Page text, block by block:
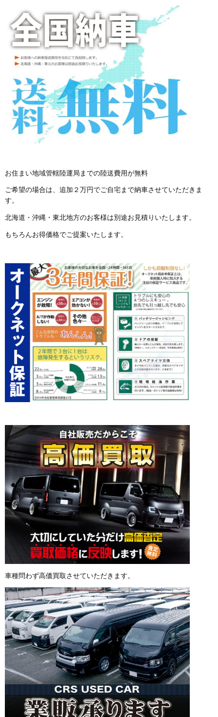
お住まい地域管轄陸運局までの陸送費用が無料
ご希望の場合は、追加２万円でご自宅まで納車させていただきま
す。
北海道・沖縄・東北地方のお客様は別途お見積りいたします。
もちろんお得価格でご提案いたします。
車種問わず高価買取させていただきます。